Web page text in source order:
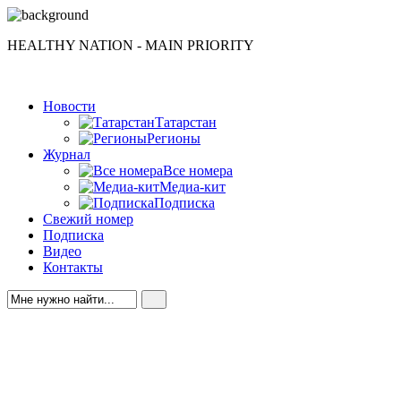
HEALTHY NATION - MAIN PRIORITY
Новости
Татарстан
Регионы
Журнал
Все номера
Медиа-кит
Подписка
Свежий номер
Подписка
Видео
Контакты